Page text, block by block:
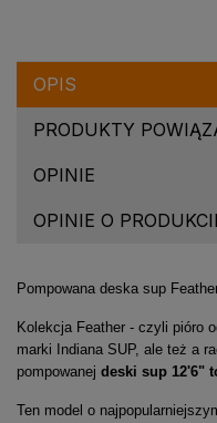
OPIS
PRODUKTY
OPINIE
OPINIE O
Pompowana deska sup
Kolekcja Feather - czyli pióro
marki Indiana SUP, ale też a
pompowanej deski sup 12'6"
Ten model o